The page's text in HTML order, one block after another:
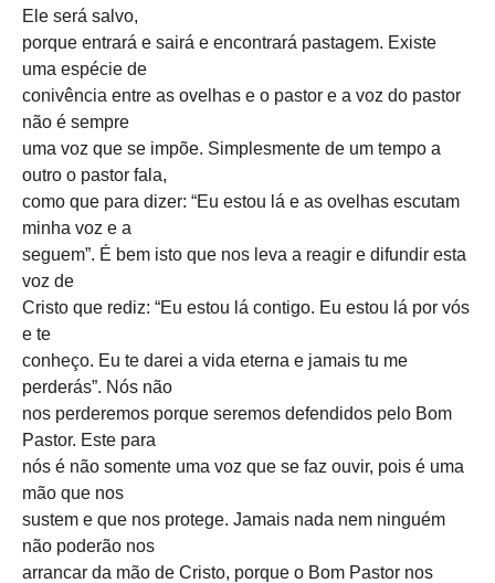
Ele será salvo,
porque entrará e sairá e encontrará pastagem. Existe
uma espécie de
conivência entre as ovelhas e o pastor e a voz do pastor
não é sempre
uma voz que se impõe. Simplesmente de um tempo a
outro o pastor fala,
como que para dizer: “Eu estou lá e as ovelhas escutam
minha voz e a
seguem”. É bem isto que nos leva a reagir e difundir esta
voz de
Cristo que rediz: “Eu estou lá contigo. Eu estou lá por vós
e te
conheço. Eu te darei a vida eterna e jamais tu me
perderás”. Nós não
nos perderemos porque seremos defendidos pelo Bom
Pastor. Este para
nós é não somente uma voz que se faz ouvir, pois é uma
mão que nos
sustem e que nos protege. Jamais nada nem ninguém
não poderão nos
arrancar da mão de Cristo, porque o Bom Pastor nos